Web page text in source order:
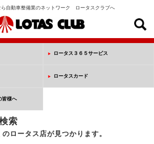
ら自動車整備業のネットワーク ロータスクラブへ
ロータス３６５サービス
ロータスカード
皆様へ
索
のロータス店が見つかります。